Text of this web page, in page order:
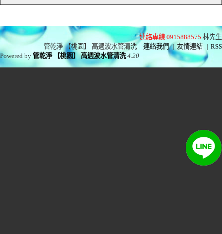
連絡專線 0915888575 林先生
管乾淨 【桃園】 高週波水管清洗 | 連絡我們 | 友情連結 | RSS
Powered by管乾淨 【桃園】 高週波水管清洗 4.20